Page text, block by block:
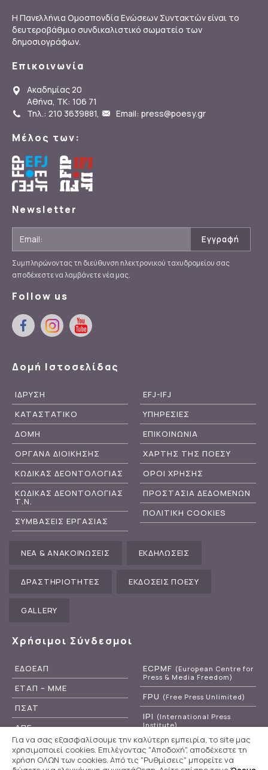
Η Πανελλήνια Ομοσπονδία Ενώσεων Συντακτών είναι το
δευτεροβάθμιο συνδικαλιστικό σωματείο των
δημοσιογράφων.
Επικοινωνία
Ακαδημίας 20
Αθήνα, ΤΚ: 106 71
Τηλ.: 210 3639881, Email: press@poesy.gr
Μέλος των:
Newsletter
Συμπληρώνοντας τη διεύθυνση ηλεκτρονικού ταχυδρομείου σας
αποδέχεστε να λαμβάνετε νέα μας.
Follow us
Δομή Ιστοσελίδας
ΙΔΡΥΣΗ
ΚΑΤΑΣΤΑΤΙΚΟ
ΔΟΜΗ
ΟΡΓΑΝΑ ΔΙΟΙΚΗΣΗΣ
ΚΩΔΙΚΑΣ ΔΕΟΝΤΟΛΟΓΙΑΣ
ΚΩΔΙΚΑΣ ΔΕΟΝΤΟΛΟΓΙΑΣ
Τ.Ν.
ΣΥΜΒΑΣΕΙΣ ΕΡΓΑΣΙΑΣ
EFJ-IFJ
ΥΠΗΡΕΣΙΕΣ
ΕΠΙΚΟΙΝΩΝΙΑ
ΧΑΡΤΗΣ ΤΗΣ ΠΟΕΣΥ
ΟΡΟΙ ΧΡΗΣΗΣ
ΠΡΟΣΤΑΣΙΑ ΔΕΔΟΜΕΝΩΝ
ΠΟΛΙΤΙΚΗ COOKIES
ΝΕΑ & ΑΝΑΚΟΙΝΩΣΕΙΣ ΕΚΔΗΛΩΣΕΙΣ
ΔΡΑΣΤΗΡΙΟΤΗΤΕΣ ΕΚΔΟΣΕΙΣ ΠΟΕΣΥ
GALLERY
Χρήσιμοι Σύνδεσμοι
ΕΔΟΕΑΠ
ΕΤΑΠ – ΜΜΕ
ΠΣΑΤ
ΑΠΕ
ΕΡΤ
ECPMF (European Centre for
Press & Media Freedom)
FPU (Free Press Unlimited)
IPI (International Press
Institute)
RSF(Reporters Without
Borders)
Για να σας εξασφαλίσουμε την καλύτερη εμπειρία, το site μας
χρησιμοποιεί cookies. Επιλέγοντας "Αποδοχή", αποδέχεστε τη
χρήση ΟΛΩΝ των cookies. Από τις "Ρυθμίσεις" μπορείτε να